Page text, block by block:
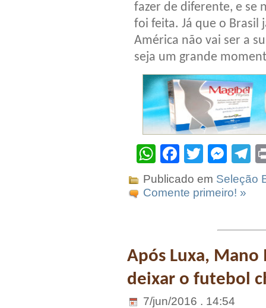
fazer de diferente, e se
foi feita. Já que o Brasil
América não vai ser a
seja um grande
WhatsApp
Facebook
Twitter
Publicado em Seleção
Comente primeiro! »
Após Luxa,
deixar o futebol
7/jun/2016 . 14:54